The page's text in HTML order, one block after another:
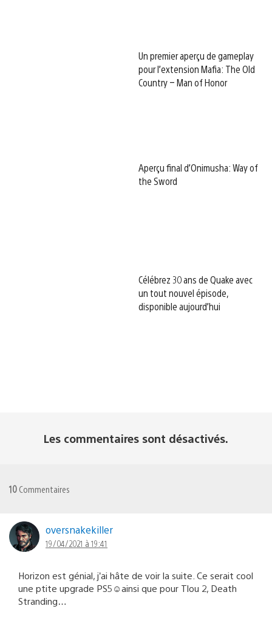
Un premier aperçu de gameplay
pour l’extension Mafia: The Old
Country – Man of Honor
Aperçu final d’Onimusha: Way of
the Sword
Célébrez 30 ans de Quake avec
un tout nouvel épisode,
disponible aujourd’hui
Les commentaires sont désactivés.
10 Commentaires
oversnakekiller
19/04/2021 à 19:41
Horizon est génial, j’ai hâte de voir la suite. Ce serait cool
une ptite upgrade PS5☺ainsi que pour Tlou 2, Death
Stranding…